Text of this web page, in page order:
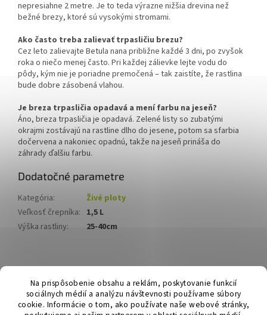
Na prispôsobenie obsahu a reklám, poskytovanie funkcií
sociálnych médií a analýzu návštevnosti používame súbory
cookie. Informácie o tom, ako používate naše webové stránky,
nepresiahne 2 metre. Je to teda výrazne nižšia drevina než
bežné brezy, ktoré sú vysokými stromami.
Ako často treba zalievať trpasličiu brezu?
Cez leto zalievajte Betula nana približne každé 3 dni, po zvyšok
roka o niečo menej často. Pri každej zálievke lejte vodu do
pôdy, kým nie je poriadne premočená – tak zaistíte, že rastlina
bude dobre zásobená vlahou.
Je breza trpasličia opadavá a mení farbu na jeseň?
Áno, breza trpasličia je opadavá. Zelené listy so zubatými
okrajmi zostávajú na rastline dlho do jesene, potom sa sfarbia
dočervena a nakoniec opadnú, takže na jeseň prináša do
záhrady ďalšiu farbu.
Dodatočné parametre
Kategória:
Živé ploty
Veľkosť črepníka: 1,5 L
Výška rastliny: 25-40cm
á
Hurmikaki.com